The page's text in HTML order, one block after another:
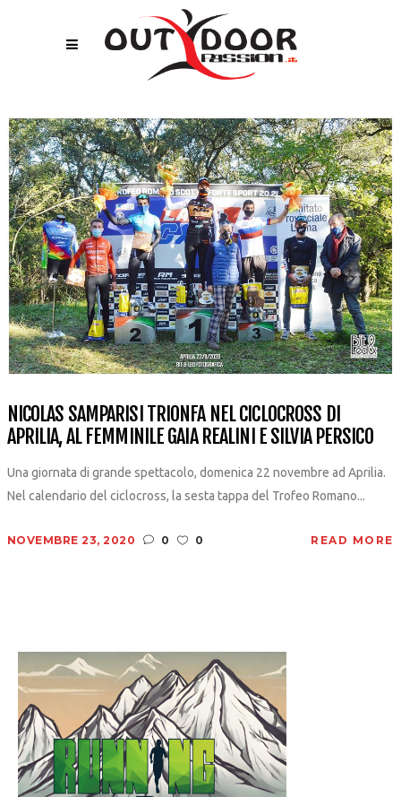
NICOLAS SAMPARISI TRIONFA NEL CICLOCROSS DI
APRILIA, AL FEMMINILE GAIA REALINI E SILVIA PERSICO
Una giornata di grande spettacolo, domenica 22 novembre ad Aprilia.
Nel calendario del ciclocross, la sesta tappa del Trofeo Romano...
NOVEMBRE 23, 2020 0 0 READ MORE